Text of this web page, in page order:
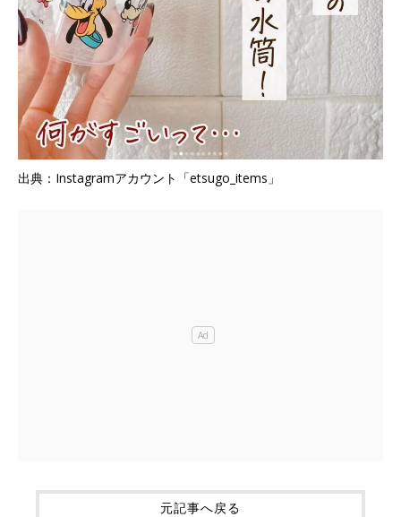
出典：Instagramアカウント「etsugo_items」
元記事へ戻る